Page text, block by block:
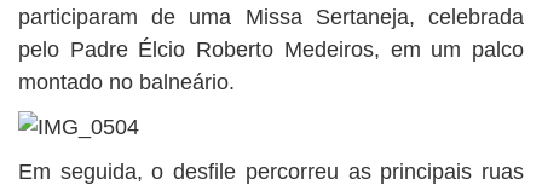
participaram de uma Missa Sertaneja, celebrada
pelo Padre Élcio Roberto Medeiros, em um palco
montado no balneário.
Em seguida, o desfile percorreu as principais ruas